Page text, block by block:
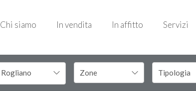
Chi siamo In vendita In affitto Servizi
Rogliano